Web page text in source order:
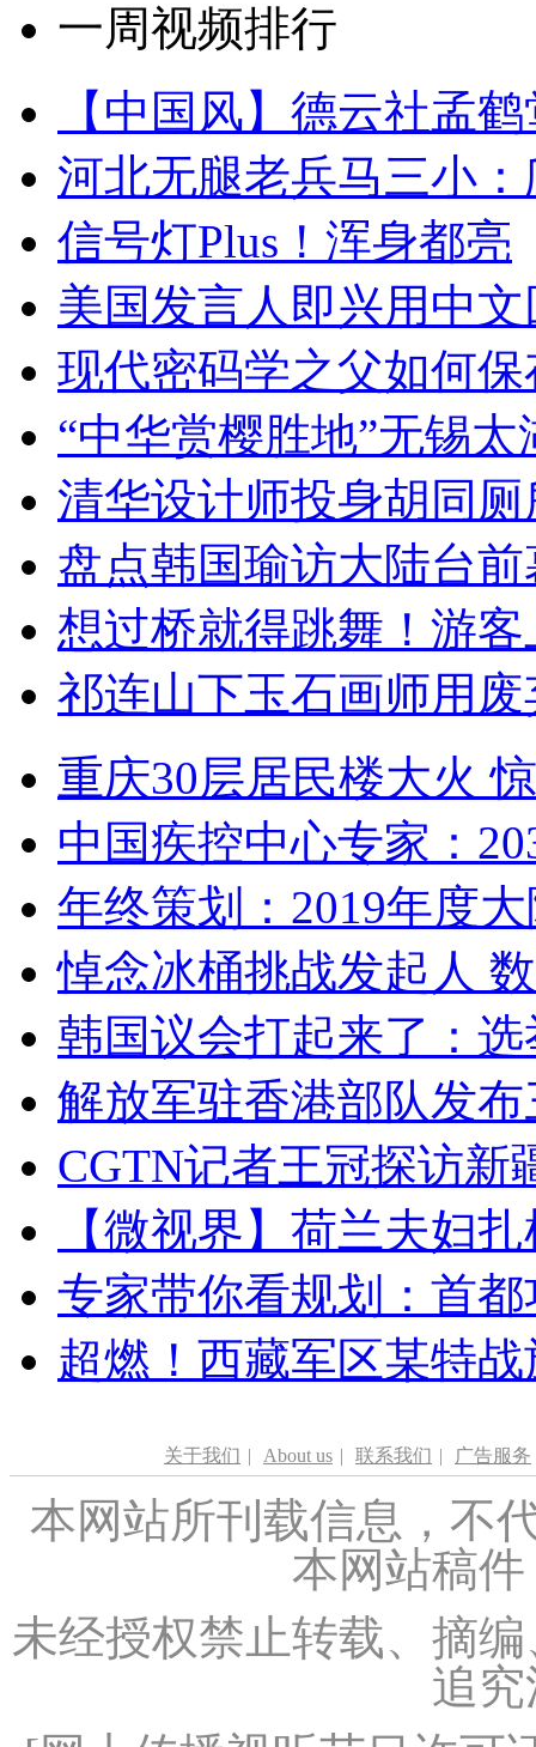
一周视频排行
【中国风】德云社孟
河北无腿老兵马三小
信号灯Plus！浑身都亮
美国发言人即兴用中
现代密码学之父如何
“中华赏樱胜地”无锡
清华设计师投身胡同
盘点韩国瑜访大陆台
想过桥就得跳舞！游客
祁连山下玉石画师用
重庆30层居民楼大火
中国疾控中心专家：
年终策划：2019年度
悼念冰桶挑战发起人
韩国议会打起来了：
解放军驻香港部队发
CGTN记者王冠探访新
【微视界】荷兰夫妇
专家带你看规划：首
超燃！西藏军区某特
关于我们 | About us | 联系我们 | 广告服务
本网站所刊载信息，不
本网站稿
未经授权禁止转载、摘
追